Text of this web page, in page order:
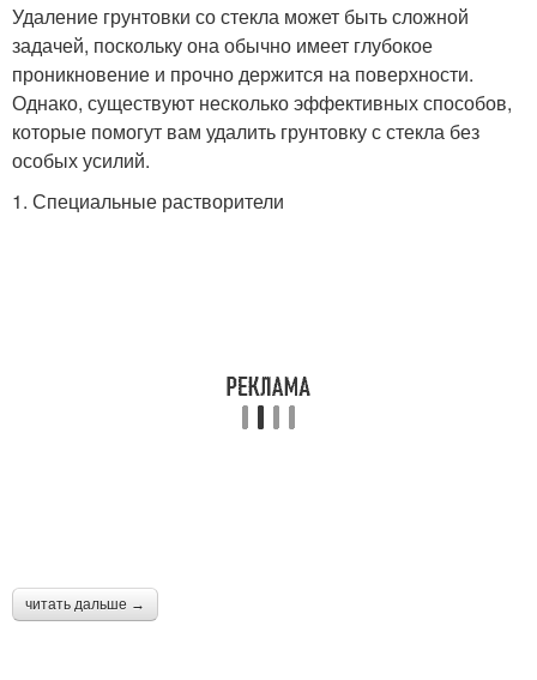
Удаление грунтовки со стекла может быть сложной
задачей, поскольку она обычно имеет глубокое
проникновение и прочно держится на поверхности.
Однако, существуют несколько эффективных способов,
которые помогут вам удалить грунтовку с стекла без
особых усилий.
1. Специальные растворители
читать дальше →